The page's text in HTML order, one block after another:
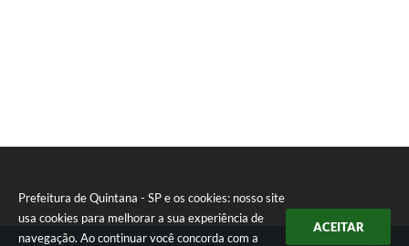
Prefeitura de Quintana - SP e os cookies: nosso site
usa cookies para melhorar a sua experiência de
navegação. Ao continuar você concorda com a
ACEITAR